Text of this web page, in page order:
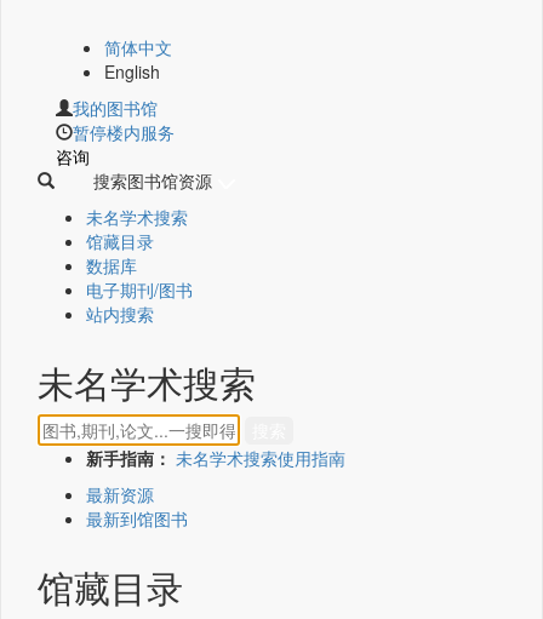
简体中文
English
我的图书馆
暂停楼内服务
咨询
搜索图书馆资源
未名学术搜索
馆藏目录
数据库
电子期刊/图书
站内搜索
未名学术搜索
新手指南： 未名学术搜索使用指南
最新资源
最新到馆图书
馆藏目录